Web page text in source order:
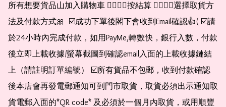
所有想要貨品山加入購物車 👉🏻👉🏻按結算 👉🏻👉🏻選擇取貨方
法及付款方式🎀  ☑️成功下單後閣下會收到Email確認👍( ☑️請
於24小時內完成付款，如用PayMe,轉數快，銀行入數，付款
後立即上載收據/螢幕截圖到確認email入面的上載收據鏈結
上（請註明訂單編號） ☑️所有貨品不包郵，收到付款確認
後本店會再發電郵通知可到門市取貨，取貨必須出示通知取
貨電郵入面的*QR code* 及必須於一個月內取貨，或用順豐